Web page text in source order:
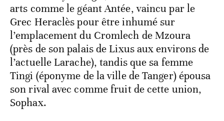
arts comme le géant Antée, vaincu par le
Grec Heraclès pour être inhumé sur
l’emplacement du Cromlech de Mzoura
(près de son palais de Lixus aux environs de
l’actuelle Larache), tandis que sa femme
Tingi (éponyme de la ville de Tanger) épousa
son rival avec comme fruit de cette union,
Sophax.